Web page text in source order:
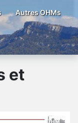
Autres OHMs
et